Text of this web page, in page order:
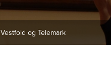
Vestfold og Telemark